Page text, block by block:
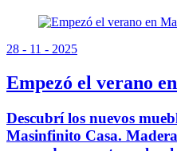
28 - 11 - 2025
Empezó el verano
Descubrí los nuevos
Masinfinito Casa.